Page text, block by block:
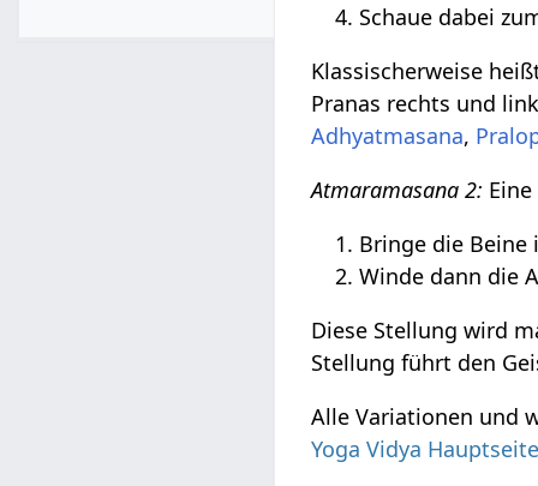
Schaue dabei
Klassischerweise
Pranas rechts und
Adhyatmasana,
Atmaramasana 2:
Bringe die Beine
Winde dann die
Diese Stellung wird
Stellung führt den
Alle Variationen und
Yoga Vidya Hauptseite